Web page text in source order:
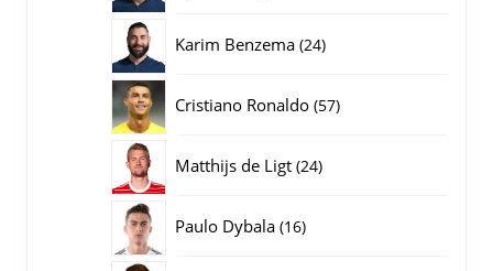
Karim Benzema 2424
Cristiano Ronaldo 5757
Matthijs de Ligt 2424
Paulo Dybala 1616